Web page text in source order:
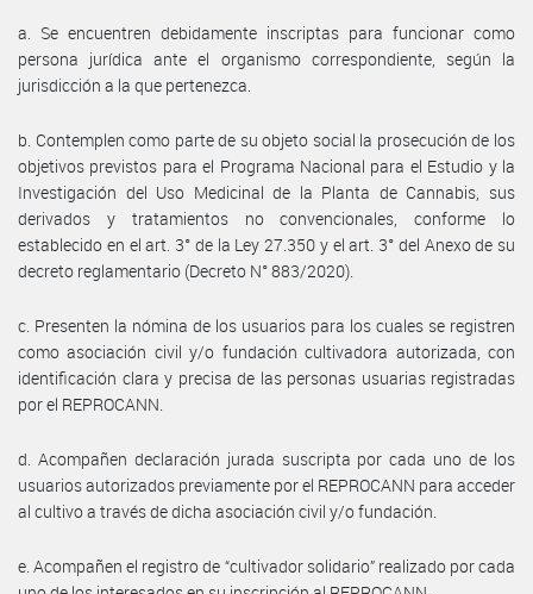
a. Se encuentren debidamente inscriptas para funcionar como
persona jurídica ante el organismo correspondiente, según la
jurisdicción a la que pertenezca.
b. Contemplen como parte de su objeto social la prosecución de los
objetivos previstos para el Programa Nacional para el Estudio y la
Investigación del Uso Medicinal de la Planta de Cannabis, sus
derivados y tratamientos no convencionales, conforme lo
establecido en el art. 3° de la Ley 27.350 y el art. 3° del Anexo de su
decreto reglamentario (Decreto N° 883/2020).
c. Presenten la nómina de los usuarios para los cuales se registren
como asociación civil y/o fundación cultivadora autorizada, con
identificación clara y precisa de las personas usuarias registradas
por el REPROCANN.
d. Acompañen declaración jurada suscripta por cada uno de los
usuarios autorizados previamente por el REPROCANN para acceder
al cultivo a través de dicha asociación civil y/o fundación.
e. Acompañen el registro de “cultivador solidario” realizado por cada